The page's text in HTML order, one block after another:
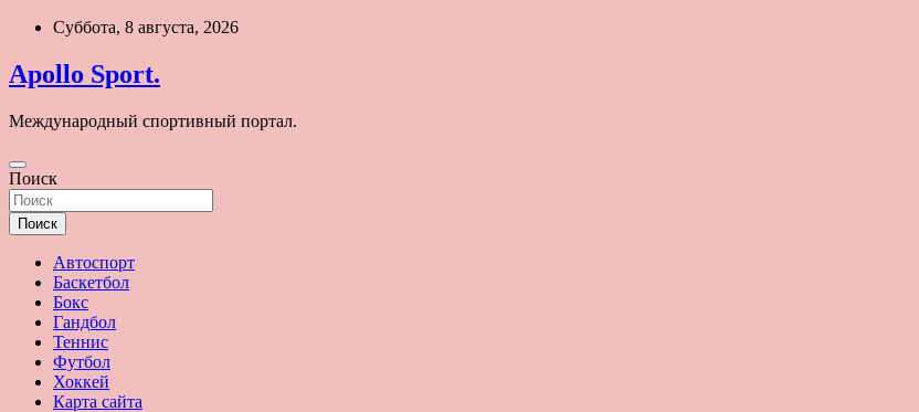
Перейти
содержимому
Суббота, 8 августа, 2026
Apollo Sport.
Международный спортивный портал.
Поиск
Поиск
Автоспорт
Баскетбол
Бокс
Гандбол
Теннис
Футбол
Хоккей
Карта сайта